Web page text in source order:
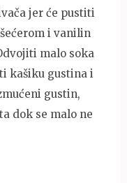
jer će pustiti
i vanilin
malo soka
kašiku gustina i
gustin,
dok se malo ne